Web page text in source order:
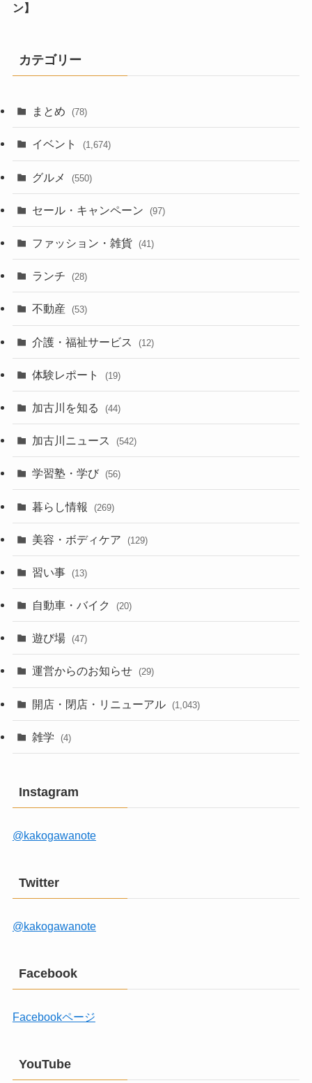
ン】
カテゴリー
まとめ (78)
イベント (1,674)
グルメ (550)
セール・キャンペーン (97)
ファッション・雑貨 (41)
ランチ (28)
不動産 (53)
介護・福祉サービス (12)
体験レポート (19)
加古川を知る (44)
加古川ニュース (542)
学習塾・学び (56)
暮らし情報 (269)
美容・ボディケア (129)
習い事 (13)
自動車・バイク (20)
遊び場 (47)
運営からのお知らせ (29)
開店・閉店・リニューアル (1,043)
雑学 (4)
Instagram
@kakogawanote
Twitter
@kakogawanote
Facebook
Facebookページ
YouTube